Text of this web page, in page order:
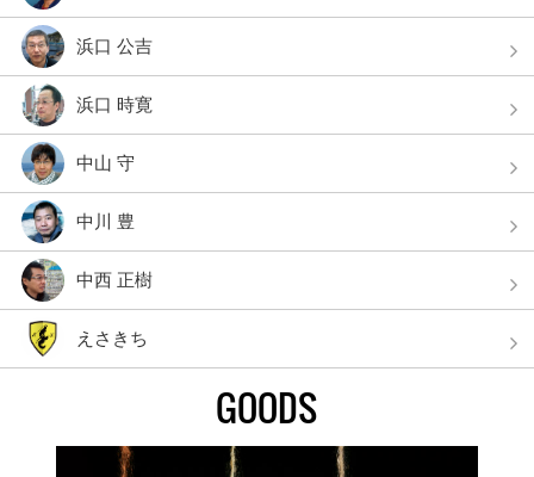
浜口 公吉
浜口 時寛
中山 守
中川 豊
中西 正樹
えさきち
GOODS